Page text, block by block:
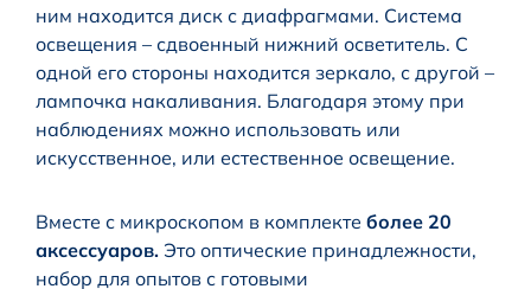
ним находится диск с диафрагмами. Система
освещения – сдвоенный нижний осветитель. С
одной его стороны находится зеркало, с другой –
лампочка накаливания. Благодаря этому при
наблюдениях можно использовать или
искусственное, или естественное освещение.
Вместе с микроскопом в комплекте более 20
аксессуаров. Это оптические принадлежности,
набор для опытов с готовыми